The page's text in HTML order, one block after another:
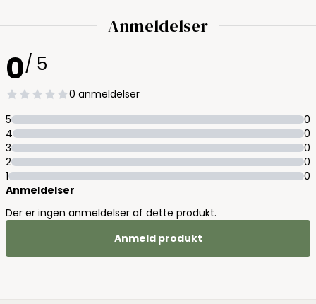
Anmeldelser
0/ 5
0 anmeldelser
5
0
4
0
3
0
2
0
1
0
Anmeldelser
Der er ingen anmeldelser af dette produkt.
Anmeld produkt